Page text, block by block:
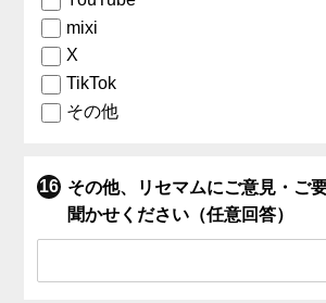
mixi
X
TikTok
その他
その他、リセマムにご意見・ご
聞かせください（任意回答）